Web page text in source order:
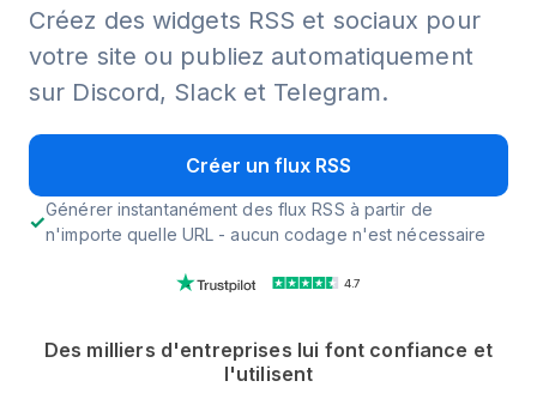
Créez des widgets RSS et sociaux pour
votre site ou publiez automatiquement
sur Discord, Slack et Telegram.
Créer un flux RSS
Générer instantanément des flux RSS à partir de
n'importe quelle URL - aucun codage n'est nécessaire
4.7
Des milliers d'entreprises lui font confiance et
l'utilisent